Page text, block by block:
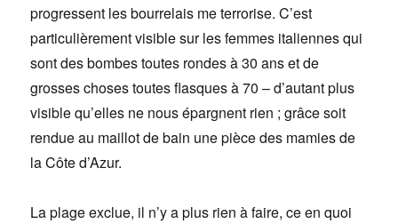
progressent les bourrelais me terrorise. C’est
particulièrement visible sur les femmes italiennes qui
sont des bombes toutes rondes à 30 ans et de
grosses choses toutes flasques à 70 – d’autant plus
visible qu’elles ne nous épargnent rien ; grâce soit
rendue au maillot de bain une pièce des mamies de
la Côte d’Azur.
La plage exclue, il n’y a plus rien à faire, ce en quoi